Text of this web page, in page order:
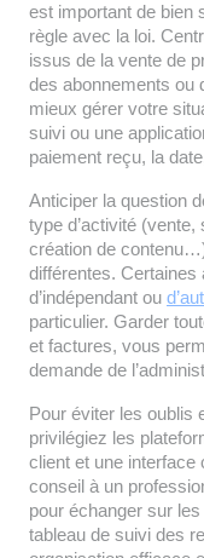
est important de bien
règle avec la loi.
issus de la vente de
des abonnements ou
mieux gérer votre
suivi ou une
paiement reçu, la
Anticiper la question
type d’activité
création de
différentes.
d’indépendant ou
particulier. Garder
et factures, vous
demande de
Pour éviter les oublis
privilégiez les
client et une interface
conseil à un
pour échanger sur
tableau de suivi des